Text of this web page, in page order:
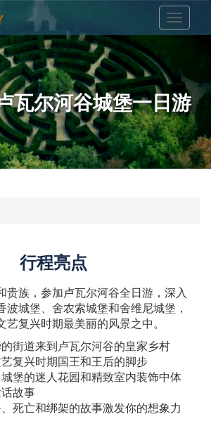
瓦尔河谷城堡一日游
行程亮点
贵族，参加卢瓦尔河谷全日游，深入
波城堡、舍农索城堡和舍维尼城堡，
复兴时期最美丽的风景之中。
街道来到卢瓦尔河谷的皇家乡村
复兴时期国王和王后的脚步
堡的迷人花园和精致室内装饰中体
故事
死亡和绑架的故事激发你的想象力